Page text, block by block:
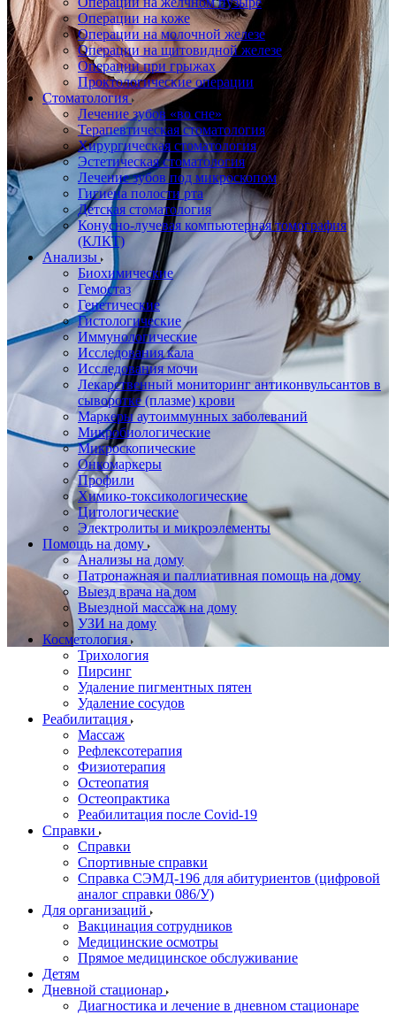
Операции на коже
Операции на молочной железе
Операции на щитовидной железе
Операции при грыжах
Проктологические операции
Стоматология
Лечение зубов «во сне»
Терапевтическая стоматология
Хирургическая стоматология
Эстетическая стоматология
Лечение зубов под микроскопом
Гигиена полости рта
Детская стоматология
Конусно-лучевая компьютерная томография
(КЛКТ)
Анализы
Биохимические
Гемостаз
Генетические
Гистологические
Иммунологические
Исследования кала
Исследования мочи
Лекарственный мониторинг антиконвульсантов в
сыворотке (плазме) крови
Маркеры аутоиммунных заболеваний
Микробиологические
Микроскопические
Онкомаркеры
Профили
Химико-токсикологические
Цитологические
Электролиты и микроэлементы
Помощь на дому
Анализы на дому
Патронажная и паллиативная помощь на дому
Выезд врача на дом
Выездной массаж на дому
УЗИ на дому
Косметология
Трихология
Пирсинг
Удаление пигментных пятен
Удаление сосудов
Реабилитация
Массаж
Рефлексотерапия
Физиотерапия
Остеопатия
Остеопрактика
Реабилитация после Covid-19
Справки
Справки
Спортивные справки
Справка СЭМД‑196 для абитуриентов (цифровой
аналог справки 086/У)
Для организаций
Вакцинация сотрудников
Медицинские осмотры
Прямое медицинское обслуживание
Детям
Дневной стационар
Диагностика и лечение в дневном стационаре